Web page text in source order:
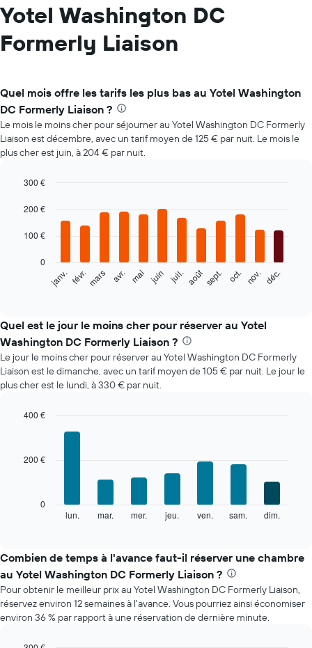
Yotel Washington DC
Formerly Liaison
Quel mois offre les tarifs les plus bas au Yotel Washington
DC Formerly Liaison ?
Le mois le moins cher pour séjourner au Yotel Washington DC Formerly
Liaison est décembre, avec un tarif moyen de 125 € par nuit. Le mois le
plus cher est juin, à 204 € par nuit.
chart
bars.
graphique
indique
le
prix
moyen
d'une
chambre
mois
graphique,
indiquent
le
graphique,
1
axe
Y
indiquent
graphic.
janv. févr.mars avr. mai juin juil. août sept. oct. nov. déc.
0
100 €
200 €
300 €
Quel est le jour le moins cher pour réserver au Yotel
Washington DC Formerly Liaison ?
Le jour le moins cher pour réserver au Yotel Washington DC Formerly
Liaison est le dimanche, avec un tarif moyen de 105 € par nuit. Le jour le
plus cher est le lundi, à 330 € par nuit.
indique
le
prix
moyen
d'une
chambre
lun. mar. mer. jeu. ven. sam. dim.
0
200 €
400 €
Combien de temps à l'avance faut-il réserver une chambre
au Yotel Washington DC Formerly Liaison ?
Pour obtenir le meilleur prix au Yotel Washington DC Formerly Liaison,
réservez environ 12 semaines à l'avance. Vous pourriez ainsi économiser
environ 36 % par rapport à une réservation de dernière minute.